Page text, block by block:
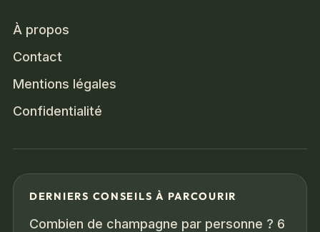
À propos
Contact
Mentions légales
Confidentialité
DERNIERS CONSEILS À PARCOURIR
Combien de champagne par personne ? 6